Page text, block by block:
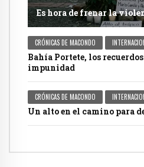
Es hora de frenar la
CRÓNICAS DE MACONDO
Bahía Portete, los
impunidad
CRÓNICAS DE MACONDO
Un alto en el camino para